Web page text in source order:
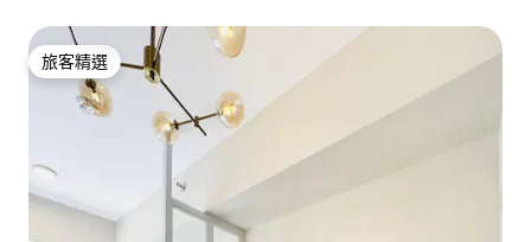
旅客精選
旅客精選